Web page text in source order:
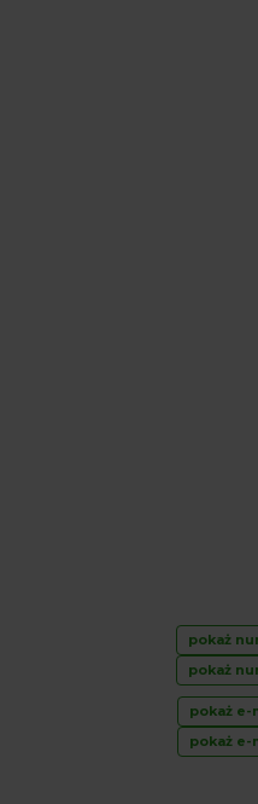
pokaż
pokaż
pokaż e-
pokaż e-